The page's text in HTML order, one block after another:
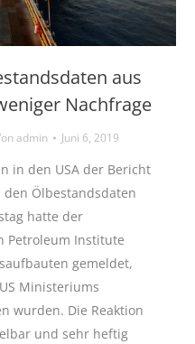
aus
Nachfrage
admin Juni 6, 2019
in den USA der Bericht
Ölbestandsdaten
hatte der
Petroleum Institute
gemeldet,
Ministeriums
wurden. Die Reaktion
und sehr heftig